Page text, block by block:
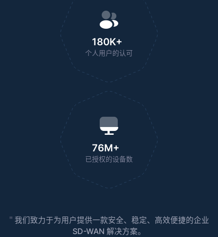
180K+
个人用户的认可
76M+
已授权的设备数
" 我们致力于为用户提供一款安全、稳定、高效便捷的企业
SD-WAN 解决方案。